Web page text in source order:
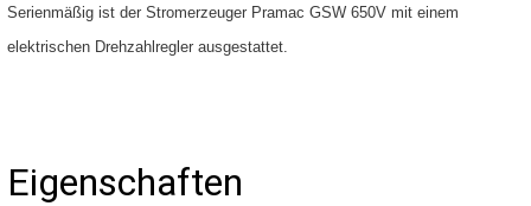
Serienmäßig ist der Stromerzeuger Pramac GSW 650V mit einem
elektrischen Drehzahlregler ausgestattet.
Eigenschaften